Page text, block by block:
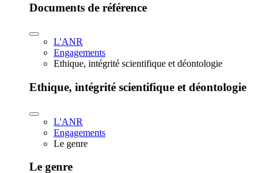
Documents de référence
L'ANR
Engagements
Ethique, intégrité scientifique et déontologie
Ethique, intégrité scientifique et déontologie
L'ANR
Engagements
Le genre
Le genre